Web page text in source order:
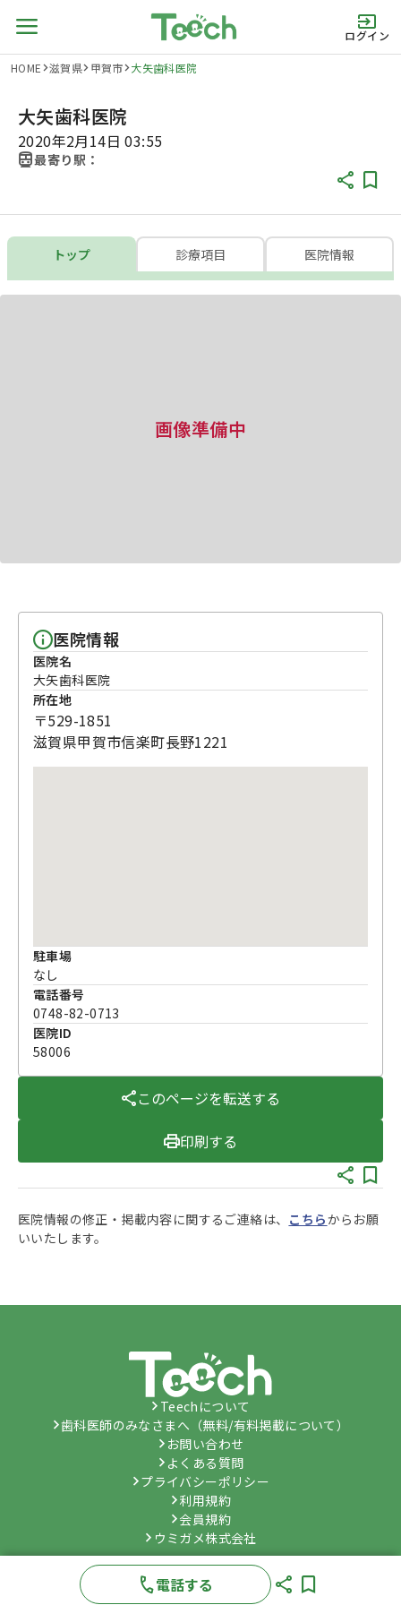
ログイン
HOME 滋賀県 甲賀市 大矢歯科医院
大矢歯科医院
2020年2月14日 03:55
最寄り駅：
トップ 診療項目 医院情報
画像準備中
医院情報
医院名
大矢歯科医院
所在地
〒529-1851
滋賀県甲賀市信楽町長野1221
駐車場
なし
電話番号
0748-82-0713
医院ID
58006
このページを転送する
印刷する
医院情報の修正・掲載内容に関するご連絡は、 こちらからお願
いいたします。
Teechについて
歯科医師のみなさまへ（無料/有料掲載について）
お問い合わせ
よくある質問
プライバシーポリシー
利用規約
会員規約
ウミガメ株式会社
© Umygame Co., Ltd. All Rights Reserved.